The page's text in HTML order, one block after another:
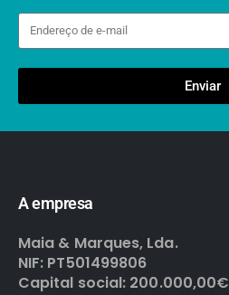
Enviar
A empresa
Maia & Marques, Lda.
NIF: PT501499806
Capital social: 200.000,00€